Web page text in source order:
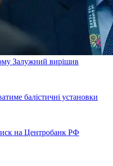
Залужний вирішив
балістичні установки
на Центробанк РФ